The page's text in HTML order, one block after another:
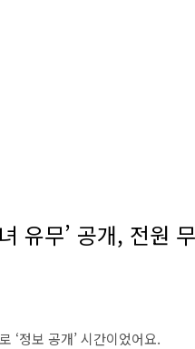
유무’ 공개, 전원
‘정보 공개’ 시간이었어요.